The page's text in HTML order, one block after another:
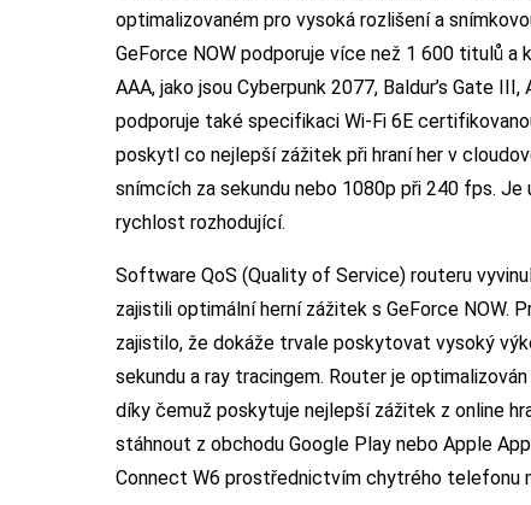
optimalizovaném pro vysoká rozlišení a
GeForce NOW podporuje více než 1 600 titulů a
AAA, jako jsou Cyberpunk 2077, Baldur’s Gate
podporuje také specifikaci Wi-Fi 6E
poskytl co nejlepší zážitek při hraní her v
snímcích za sekundu nebo 1080p při 240 fps.
rychlost rozhodující.
Software QoS (Quality of Service) routeru
zajistili optimální herní zážitek s GeForce
zajistilo, že dokáže trvale poskytovat vysoký
sekundu a ray tracingem. Router je
díky čemuž poskytuje nejlepší zážitek z online
stáhnout z obchodu Google Play nebo Apple
Connect W6 prostřednictvím chytrého telefonu